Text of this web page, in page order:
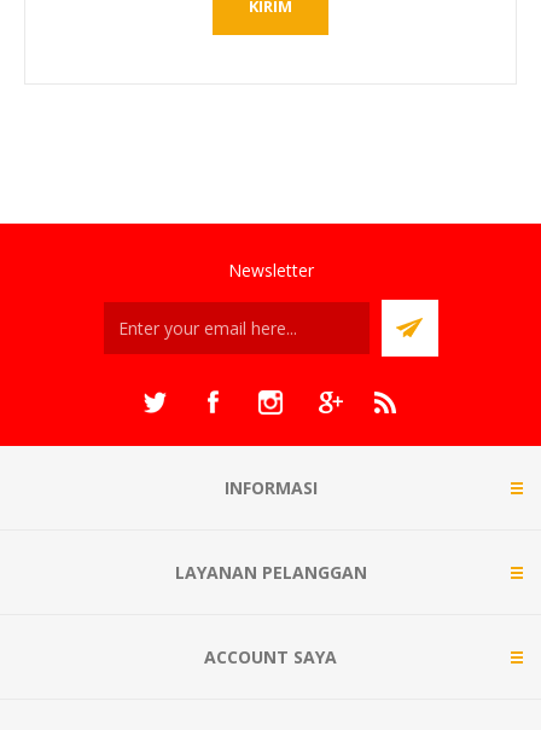
Newsletter
INFORMASI
LAYANAN PELANGGAN
ACCOUNT SAYA